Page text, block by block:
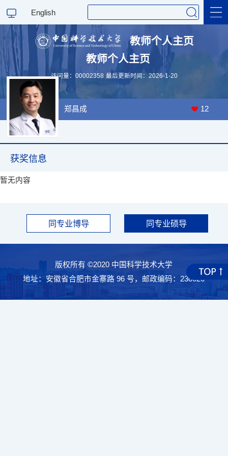
English
教师个人主页
教师个人主页
访问量： 00002358 最后更新时间： 2026-1 -20
郑昌成 12
获奖信息
暂无内容
同专业博导 同专业硕导
版权所有 ©2020 中国科学技术大学
地址：安徽省合肥市金寨路 96 号，邮政编码：230026